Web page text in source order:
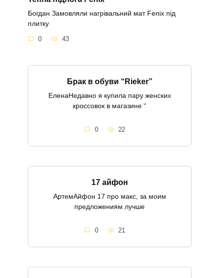
Богдан Замовляли нагрівальний мат Fenix під
плитку
0 43
Брак в обуви “Rieker”
ЕленаНедавно я купила пару женских
кроссовок в магазине “
0 22
17 айфон
АртемАйфон 17 про макс, за моим
предложениям лучше
0 21